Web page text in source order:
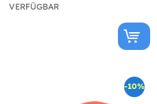
VERFÜGBAR
-10%